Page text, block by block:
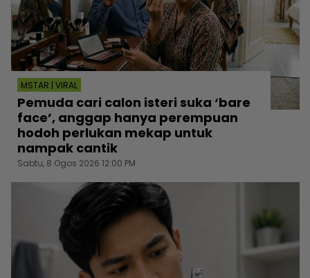
MSTAR | VIRAL
Pemuda cari calon isteri suka ‘bare
face’, anggap hanya perempuan
hodoh perlukan mekap untuk
nampak cantik
Sabtu, 8 Ogos 2026 12:00 PM